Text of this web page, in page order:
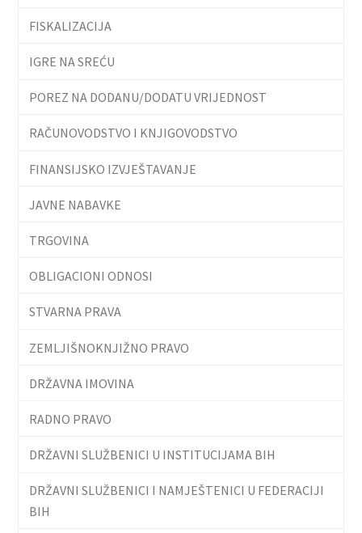
FISKALIZACIJA
IGRE NA SREĆU
POREZ NA DODANU/DODATU VRIJEDNOST
RAČUNOVODSTVO I KNJIGOVODSTVO
FINANSIJSKO IZVJEŠTAVANJE
JAVNE NABAVKE
TRGOVINA
OBLIGACIONI ODNOSI
STVARNA PRAVA
ZEMLJIŠNOKNJIŽNO PRAVO
DRŽAVNA IMOVINA
RADNO PRAVO
DRŽAVNI SLUŽBENICI U INSTITUCIJAMA BIH
DRŽAVNI SLUŽBENICI I NAMJEŠTENICI U FEDERACIJI
BIH